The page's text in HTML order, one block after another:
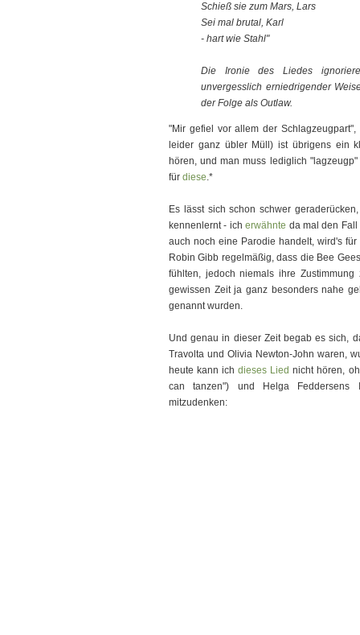
Schieß sie zum Mars, Lars
Sei mal brutal, Karl
- hart wie Stahl"
Die Ironie des Liedes
unvergesslich erniedrigender
der Folge als Outlaw.
"Mir gefiel vor allem der
leider ganz übler Müll) ist übrigens ein
hören, und man muss lediglich
für diese.*
Es lässt sich schon schwer
kennenlernt - icherwähnte da mal den Fall
auch noch eine Parodie handelt, wird's
Robin Gibb regelmäßig, dass die Bee
fühlten, jedoch niemals ihre
gewissen Zeit ja ganz besonders nahe
genannt wurden.
Und genau in dieser Zeit begab es sich,
Travolta und Olivia Newton-John waren,
heute kann ichdieses Lied nicht hören,
can tanzen") und Helga Feddersens
mitzudenken: